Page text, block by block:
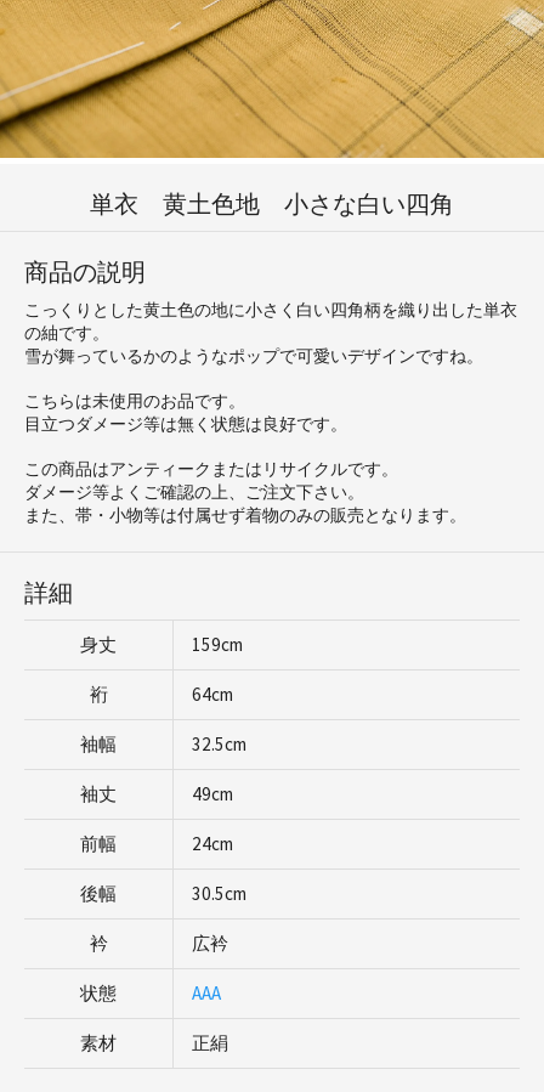
単衣 黄土色地 小さな白い四角
商品の説明
こっくりとした黄土色の地に小さく白い四角柄を織り出した単衣
の紬です。
雪が舞っているかのようなポップで可愛いデザインですね。
こちらは未使用のお品です。
目立つダメージ等は無く状態は良好です。
この商品はアンティークまたはリサイクルです。
ダメージ等よくご確認の上、ご注文下さい。
また、帯・小物等は付属せず着物のみの販売となります。
詳細
身丈 159cm
裄 64cm
袖幅 32.5cm
袖丈 49cm
前幅 24cm
後幅 30.5cm
衿 広衿
状態 AAA
素材 正絹